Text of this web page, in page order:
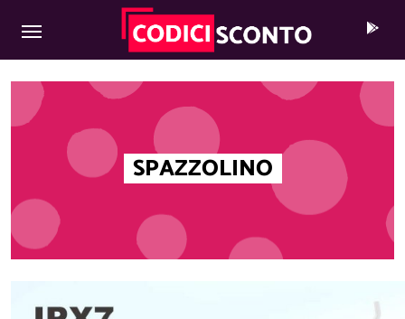
MAIN NAVIGATION
Skip to content
SPAZZOLINO